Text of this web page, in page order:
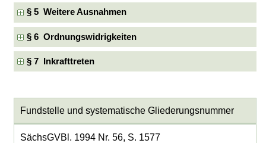
§ 5 Weitere Ausnahmen
§ 6 Ordnungswidrigkeiten
§ 7 Inkrafttreten
Fundstelle und systematische Gliederungsnummer
SächsGVBl. 1994 Nr. 56, S. 1577